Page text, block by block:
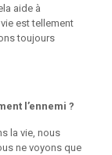
aide à
est tellement
toujours
l’ennemi ?
la vie, nous
ne voyons que